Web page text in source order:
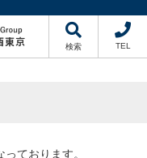
検索 TEL
ております。